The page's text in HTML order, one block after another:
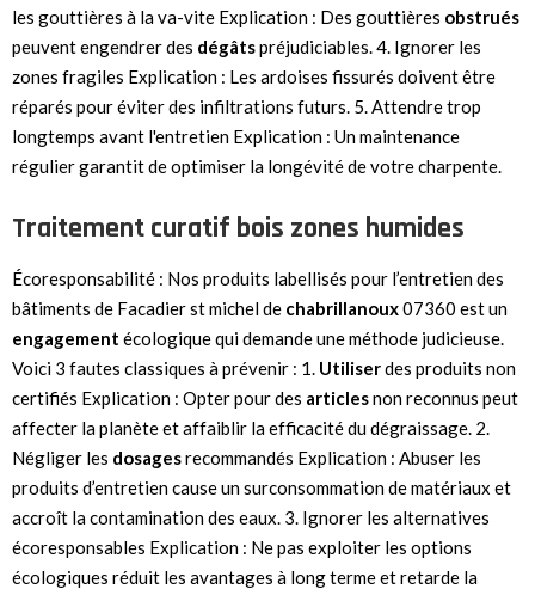
les gouttières à la va-vite Explication : Des gouttières obstrués
peuvent engendrer des dégâtspréjudiciables. 4. Ignorer les
zones fragiles Explication : Les ardoises fissurés doivent être
réparés pour éviter des infiltrations futurs. 5. Attendre trop
longtemps avant l'entretien Explication : Un maintenance
régulier garantit de optimiser la longévité de votre charpente.
Traitement curatif bois zones humides
Écoresponsabilité : Nos produits labellisés pour l’entretien des
bâtiments de Facadier st michel de chabrillanoux07360 est un
engagement écologique qui demande une méthode judicieuse.
Voici 3 fautes classiques à prévenir : 1. Utiliserdes produits non
certifiés Explication : Opter pour des articlesnon reconnus peut
affecter la planète et affaiblir la efficacité du dégraissage. 2.
Négliger les dosagesrecommandés Explication : Abuser les
produits d’entretien cause un surconsommation de matériaux et
accroît la contamination des eaux. 3. Ignorer les alternatives
écoresponsables Explication : Ne pas exploiter les options
écologiques réduit les avantages à long terme et retarde la